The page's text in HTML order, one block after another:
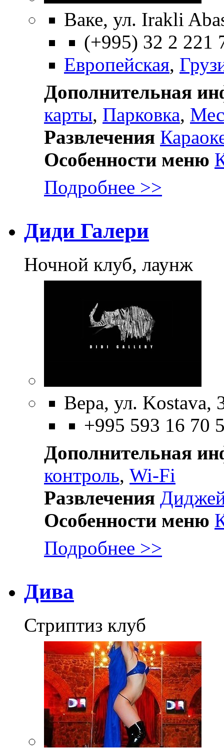
Ваке, ул. Irakli
(+995) 32 2 221
Европейская,
Дополнительная
карты, Парковка,
Развлечения
Особенности меню
Подробнее >>
Диди Галери
Ночной клуб, лаунж
Вера, ул. Kostava,
+995 593 16 70
Дополнительная
контроль, Wi-Fi
Развлечения
Особенности меню
Подробнее >>
Дива
Стриптиз клуб